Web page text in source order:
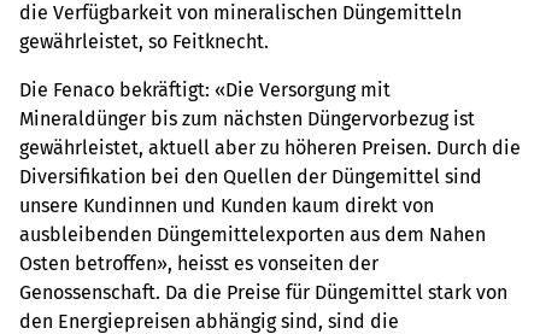
die Verfügbarkeit von mineralischen Düngemitteln
gewährleistet, so Feitknecht.
Die Fenaco bekräftigt: «Die Versorgung mit
Mineraldünger bis zum nächsten Düngervorbezug ist
gewährleistet, aktuell aber zu höheren Preisen. Durch die
Diversifikation bei den Quellen der Düngemittel sind
unsere Kundinnen und Kunden kaum direkt von
ausbleibenden Düngemittelexporten aus dem Nahen
Osten betroffen», heisst es vonseiten der
Genossenschaft. Da die Preise für Düngemittel stark von
den Energiepreisen abhängig sind, sind die